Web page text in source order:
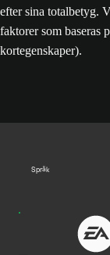
efter sina totalbetyg.
faktorer som baseras
kortegenskaper).
Språk